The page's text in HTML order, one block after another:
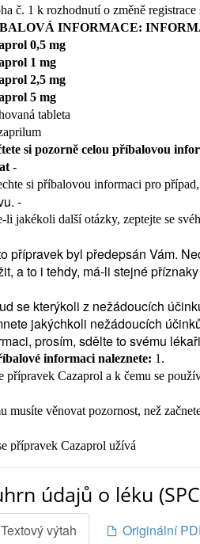
č. 1 k rozhodnutí o změně registrace
INFORMACE:
0,5 mg
1 mg
2,5 mg
5 mg
tableta
si pozorně celou příbalovou
-
si příbalovou informaci pro
-
li jakékoli další otázky, zeptejte se
přípravek byl předepsán Vám.
a to i tehdy, má-li stejné
se kterýkoli z nežádoucích
jakýchkoli nežádoucích
prosím, sdělte to svému
informaci naleznete: 1.
přípravek Cazaprol a k čemu se
musíte věnovat pozornost, než
přípravek Cazaprol užívá
Cazaprol uchovávat
údajů o léku
Textový výtah Originální